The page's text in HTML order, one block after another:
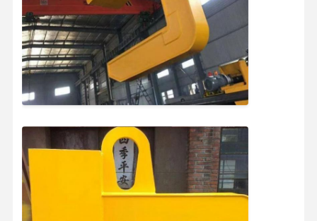
製品 ビデオ 企業情報